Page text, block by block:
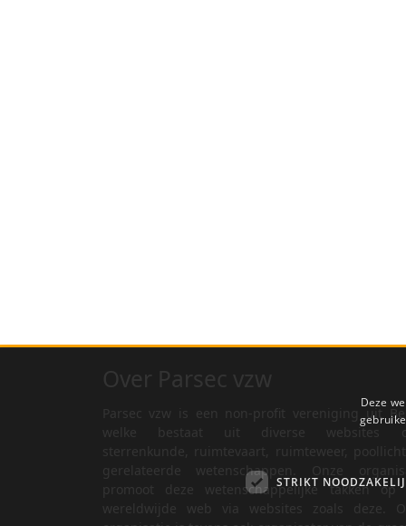
Parsec vzw is een non-profit vereniging uit
welke bestaat uit diverse websites
gerelateerde wetenschappen. Onze
promoot deze wetenschappelijke takken op
Deze
STRIKT